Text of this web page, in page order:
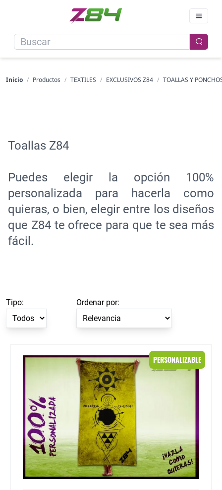
Inicio / Productos / TEXTILES / EXCLUSIVOS Z84 / TOALLAS Y
Toallas Z84
Puedes elegir la opción 100%
personalizada para hacerla como
quieras, o bien, elegir entre los diseños
que Z84 te ofrece para que te sea más
fácil.
Tipo: Ordenar por:
PERSONALIZABLE
Toalla 100 % personalizada